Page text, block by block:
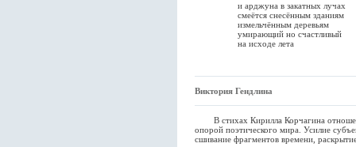
и арджуна в закатных лучах
смеётся снесённым зданиям
измельчённым деревьям
умирающий но счастливый
на исходе лета
Виктория Гендлина
В стихах Кирилла Корчагина
опорой поэтического мира. Усилие
сшивание фрагментов времени,